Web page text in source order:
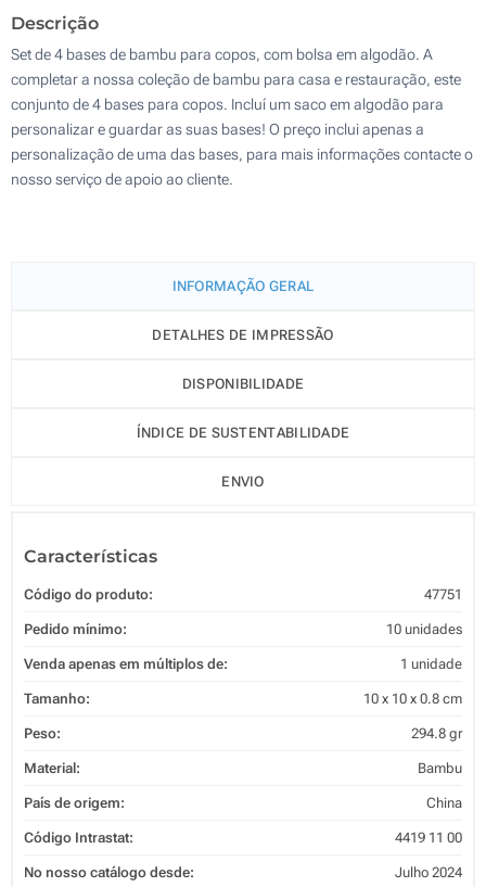
Transferência digital a cores (No bolso)
Sem impressão
Outra :
Descrição
Set de 4 bases de bambu para copos, com bolsa em algodão. A
completar a nossa coleção de bambu para casa e restauração, este
conjunto de 4 bases para copos. Incluí um saco em algodão para
personalizar e guardar as suas bases! O preço inclui apenas a
personalização de uma das bases, para mais informações contacte o
nosso serviço de apoio ao cliente.
INFORMAÇÃO GERAL
DETALHES DE IMPRESSÃO
DISPONIBILIDADE
ÍNDICE DE SUSTENTABILIDADE
ENVIO
Características
Código do produto: 47751
Pedido mínimo: 10 unidades
Venda apenas em múltiplos de: 1 unidade
Tamanho: 10 x 10 x 0.8 cm
Peso: 294.8 gr
Material: Bambu
País de origem: China
Código Intrastat: 4419 11 00
No nosso catálogo desde: Julho 2024